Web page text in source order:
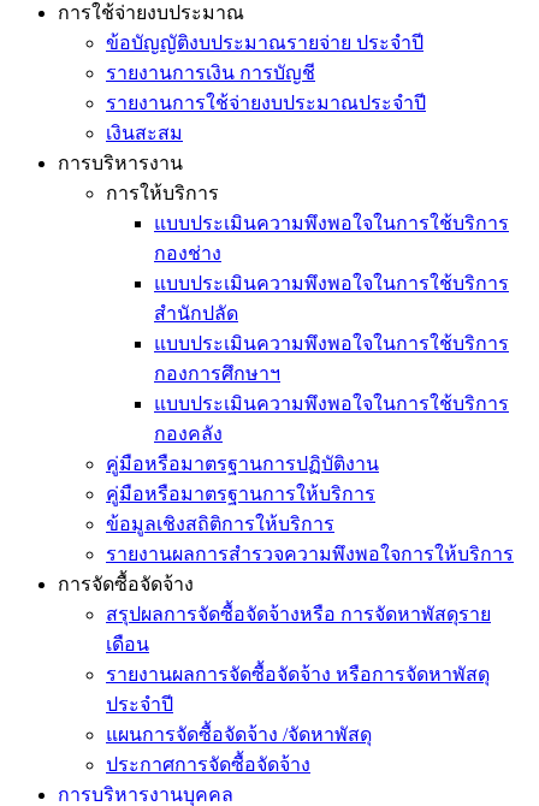
การใช้จ่ายงบประมาณ
ข้อบัญญัติงบประมาณรายจ่าย ประจำปี
รายงานการเงิน การบัญชี
รายงานการใช้จ่ายงบประมาณประจำปี
เงินสะสม
การบริหารงาน
การให้บริการ
แบบประเมินความพึงพอใจในการใช้บริการ
กองช่าง
แบบประเมินความพึงพอใจในการใช้บริการ
สำนักปลัด
แบบประเมินความพึงพอใจในการใช้บริการ
กองการศึกษาฯ
แบบประเมินความพึงพอใจในการใช้บริการ
กองคลัง
คู่มือหรือมาตรฐานการปฏิบัติงาน
คู่มือหรือมาตรฐานการให้บริการ
ข้อมูลเชิงสถิติการให้บริการ
รายงานผลการสำรวจความพึงพอใจการให้บริการ
การจัดซื้อจัดจ้าง
สรุปผลการจัดซื้อจัดจ้างหรือ การจัดหาพัสดุราย
เดือน
รายงานผลการจัดซื้อจัดจ้าง หรือการจัดหาพัสดุ
ประจำปี
แผนการจัดซื้อจัดจ้าง /จัดหาพัสดุ
ประกาศการจัดซื้อจัดจ้าง
การบริหารงานบุคคล